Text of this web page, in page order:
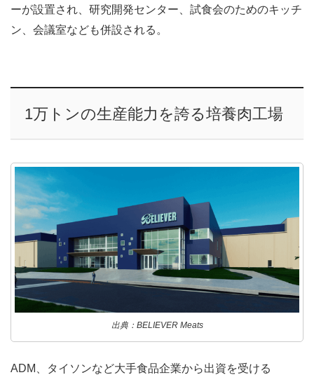
ーが設置され、研究開発センター、試食会のためのキッチ
ン、会議室なども併設される。
1万トンの生産能力を誇る培養肉工場
出典：BELIEVER Meats
ADM、タイソンなど大手食品企業から出資を受ける